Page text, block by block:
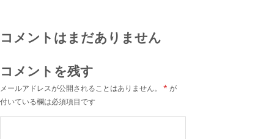
コメントはまだありません
コメントを残す
メールアドレスが公開されることはありません。 * が
付いている欄は必須項目です